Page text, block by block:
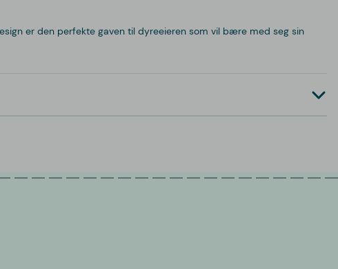
er den perfekte gaven til dyreeieren som vil bære med seg sin